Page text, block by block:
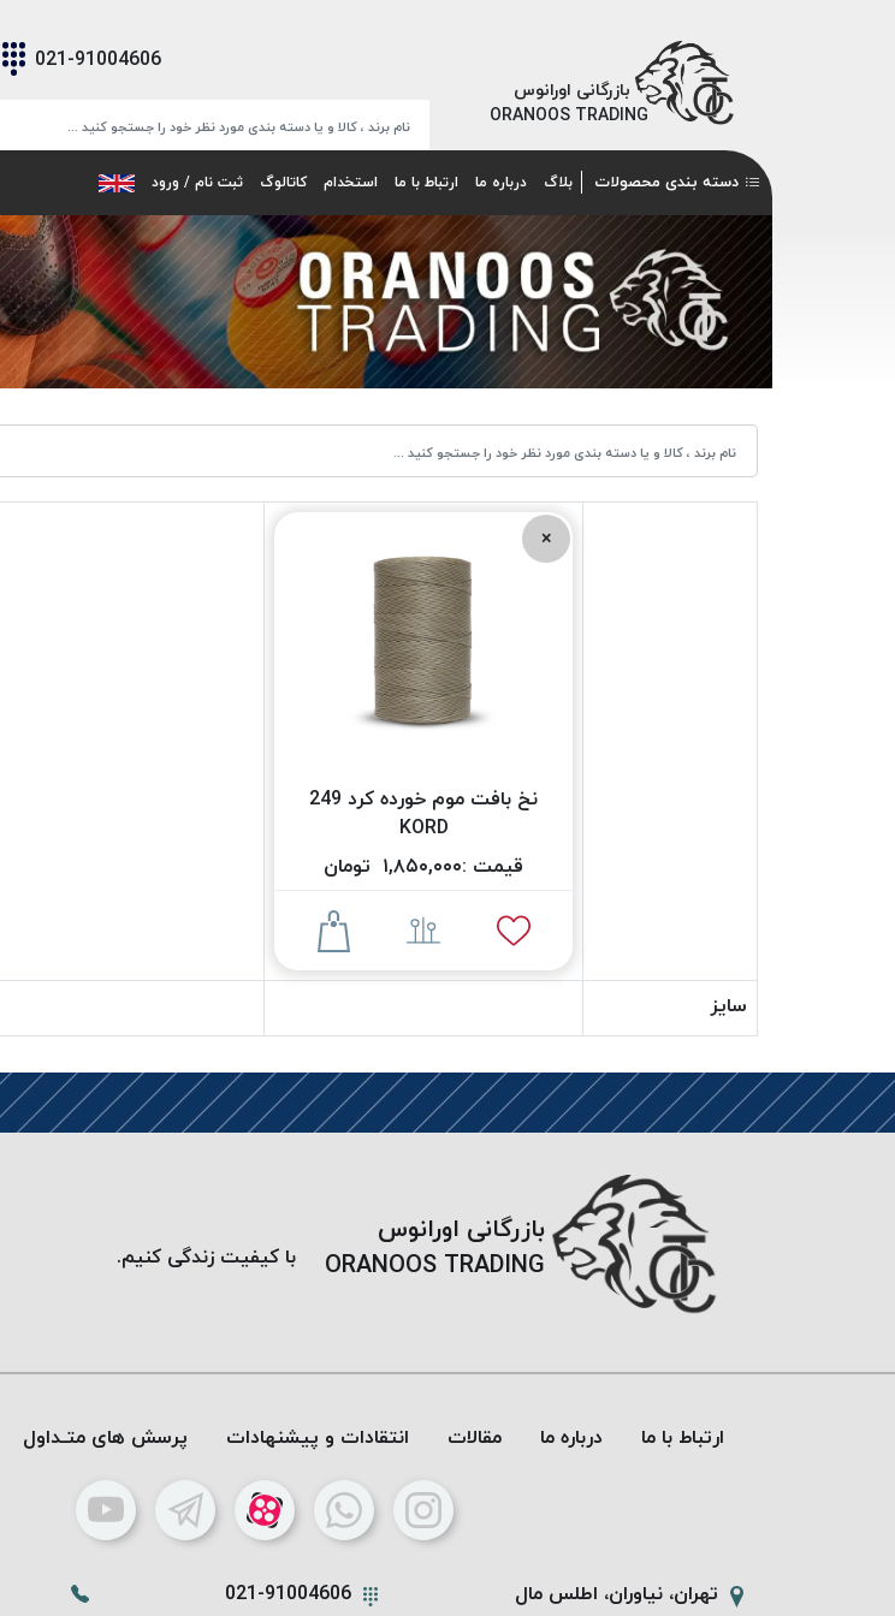
بازرگانی اورانوس
ORANOOS TRADING
021-91004606
دسته بندی محصولات بلاگ درباره ما ارتباط با ما استخدام کاتالوگ ثبت نام / ورود
×
نخ بافت موم خورده کرد 249
KORD
قیمت :۱,۸۵۰,۰۰۰ تومان
سایز
بازرگانی اورانوس
ORANOOS TRADING
با کیفیت زندگی کنیم.
ارتباط با ما درباره ما مقالات انتقادات و پیشنهادات پرسش های متـداول
تهران، نیاوران، اطلس مال 021-91004606